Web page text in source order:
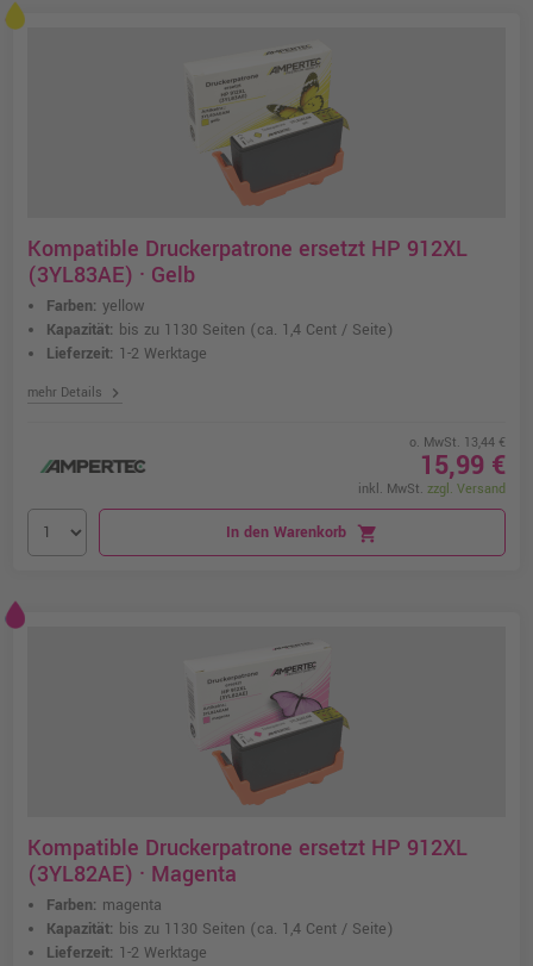
Kompatible Druckerpatrone ersetzt HP 912XL
(3YL83AE) · Gelb
Farben: yellow
Kapazität: bis zu 1130 Seiten (ca. 1,4 Cent / Seite)
Lieferzeit: 1-2 Werktage
mehr Details chevron_right
o. MwSt. 13,44 €
15,99 €
inkl. MwSt. zzgl. Versand
In den Warenkorb shopping_cart
Kompatible Druckerpatrone ersetzt HP 912XL
(3YL82AE) · Magenta
Farben: magenta
Kapazität: bis zu 1130 Seiten (ca. 1,4 Cent / Seite)
Lieferzeit: 1-2 Werktage